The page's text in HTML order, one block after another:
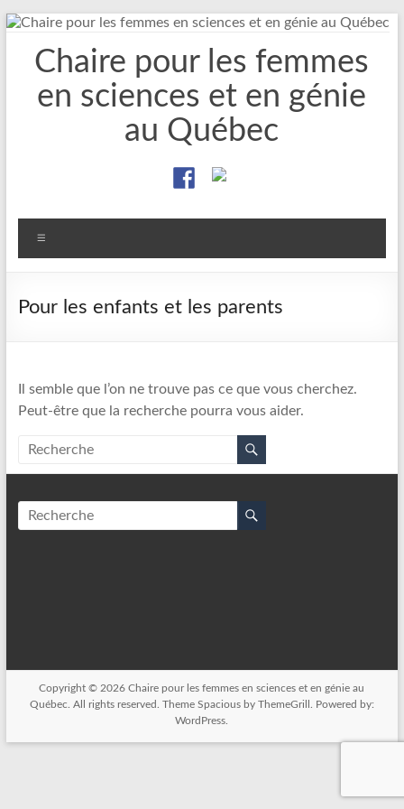
Aller
contenuChaire pour les femmes
en sciences et en génie
au Québec
Pour les enfants et les parents
Il semble que l’on ne trouve pas ce que vous cherchez.
Peut-être que la recherche pourra vous aider.
Copyright © 2026Chaire pour les femmes en sciences et en génie au
Québec . All rights reserved. Theme Spaciousby ThemeGrill. Powered by:
WordPress